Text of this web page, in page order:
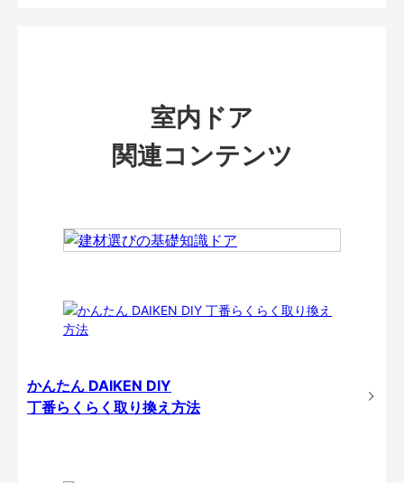
室内ドア
関連コンテンツ
かんたん DAIKEN DIY
丁番らくらく取り換え方法